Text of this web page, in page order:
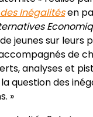
Inégalitésen
jeunes sur leurs
de
analyses et
question des
»